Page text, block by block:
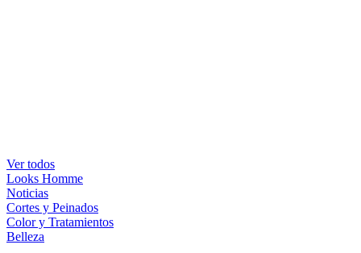
Ver todos
Looks Homme
Noticias
Cortes y Peinados
Color y Tratamientos
Belleza